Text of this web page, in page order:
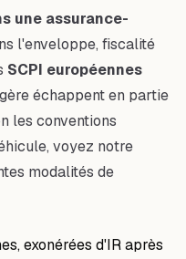
une assurance-
l'enveloppe, fiscalité
SCPI européennes
échappent en partie
les conventions
voyez notre
modalités de
exonérées d'IR après